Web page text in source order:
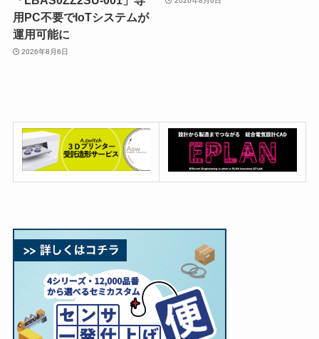
用PC不要でIoTシステムが
運用可能に
2026年8月6日